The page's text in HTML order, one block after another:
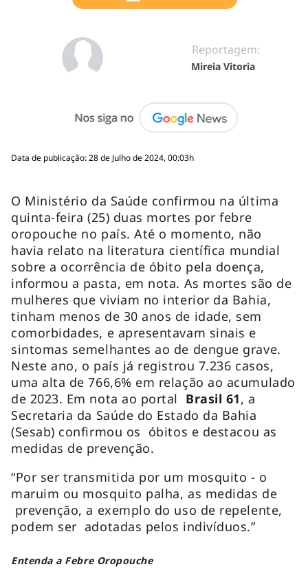
Reportagem:
Mireia Vitoria
Data de publicação: 28 de Julho de 2024, 00:03h
O Ministério da Saúde confirmou na última
quinta-feira (25) duas mortes por febre
oropouche no país. Até o momento, não
havia relato na literatura científica mundial
sobre a ocorrência de óbito pela doença,
informou a pasta, em nota. As mortes são de
mulheres que viviam no interior da Bahia,
tinham menos de 30 anos de idade, sem
comorbidades, e apresentavam sinais e
sintomas semelhantes ao de dengue grave.
Neste ano, o país já registrou 7.236 casos,
uma alta de 766,6% em relação ao acumulado
de 2023. Em nota ao portal Brasil 61, a
Secretaria da Saúde do Estado da Bahia
(Sesab) confirmou os óbitos e destacou as
medidas de prevenção.
“Por ser transmitida por um mosquito - o
maruim ou mosquito palha, as medidas de
prevenção, a exemplo do uso de repelente,
podem ser adotadas pelos indivíduos.”
Entenda a Febre Oropouche